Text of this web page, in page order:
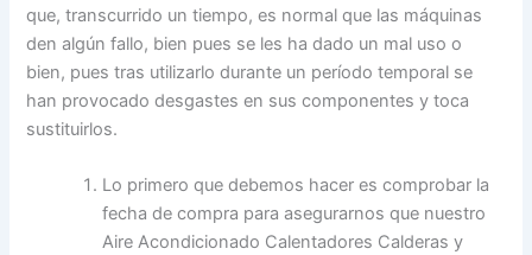
que, transcurrido un tiempo, es normal que las máquinas
den algún fallo, bien pues se les ha dado un mal uso o
bien, pues tras utilizarlo durante un período temporal se
han provocado desgastes en sus componentes y toca
sustituirlos.
Lo primero que debemos hacer es comprobar la
fecha de compra para asegurarnos que nuestro
Aire Acondicionado Calentadores Calderas y